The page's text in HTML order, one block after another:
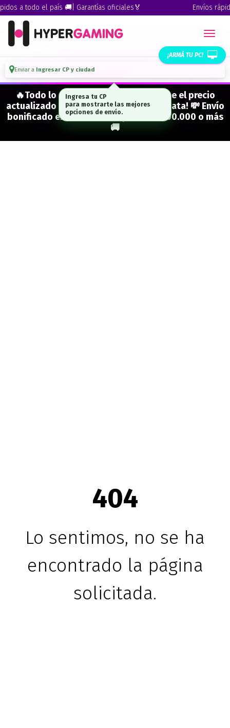
a todo el país 🚚| Garantías oficiales🏅 Envíos
¡ARMÁ TU PC!
Enviar a Ingresar CP y ciudad
🔥Todo lo que figura "EN STOCK" tiene el precio
actualizado y está para entrega inmediata! 💸 Envío
bonificado en CABA en compras de $500.000 o más
🚚
404
Lo sentimos, no se ha
encontrado la página
solicitada.
Ingresa tu CP
para mostrarte las mejores
opciones de envío.